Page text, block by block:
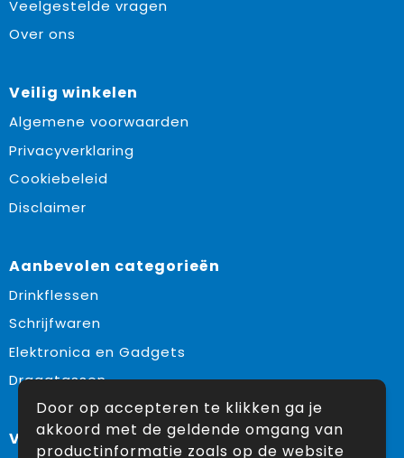
Veelgestelde vragen
Over ons
Veilig winkelen
Algemene voorwaarden
Privacyverklaring
Cookiebeleid
Disclaimer
Aanbevolen categorieën
Drinkflessen
Schrijfwaren
Elektronica en Gadgets
Draagtassen
Volg ons op:
Door op accepteren te klikken ga je
akkoord met de geldende omgang van
productinformatie zoals op de website